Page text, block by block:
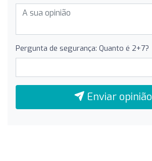
Pergunta de segurança: Quanto é 2+7?
Enviar opinião